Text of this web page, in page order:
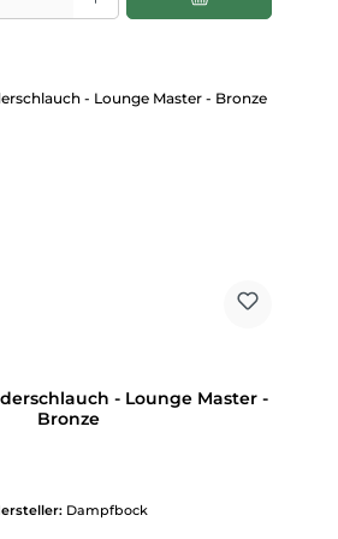
- Lounge Master -
Bronze
Dampfbock